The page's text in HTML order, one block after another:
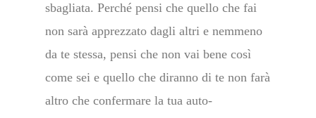
sbagliata. Perché pensi che quello che fai
non sarà apprezzato dagli altri e nemmeno
da te stessa, pensi che non vai bene così
come sei e quello che diranno di te non farà
altro che confermare la tua auto-